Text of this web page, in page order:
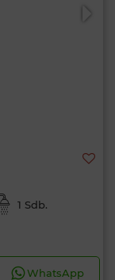
1 Sdb.
WhatsApp